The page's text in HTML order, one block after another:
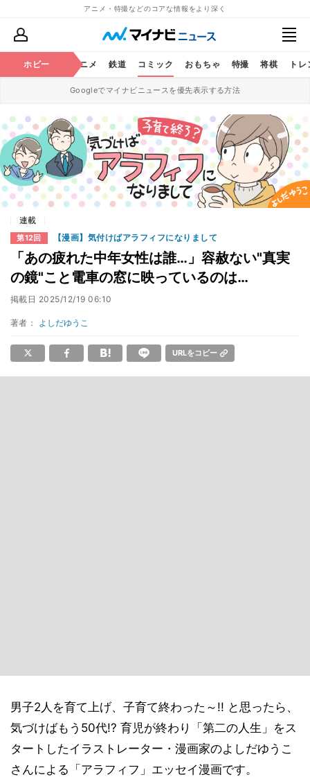
アニメ・特撮などのコアな情報をより深く
ホビー アニメ 鉄道 コミック おもちゃ 特撮 将棋 ト
Googleでマイナビニュースを優先表示する方法
連載
第12回 【漫画】気付けばアラフィフになりまして
「あの疲れた中年女性は誰…」容赦ない"真実
の鏡"こと電車の窓に映っているのは…
掲載日 2025/12/19 06:10
著者： よしだゆうこ
URLをコピー
男子2人を育て上げ、子育て終わった～!! と思ったら、
気づけばもう50代!? 育児が終わり「第二の人生」をス
タートしたイラストレーター・漫画家のよしだゆうこ
さんによる「アラフィフ」エッセイ漫画です。